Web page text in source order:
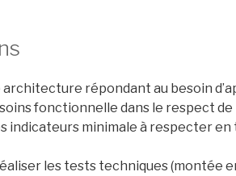
répondant au besoin
fonctionnelle dans le respect
indicateurs minimale à respecter en
les tests techniques (montée